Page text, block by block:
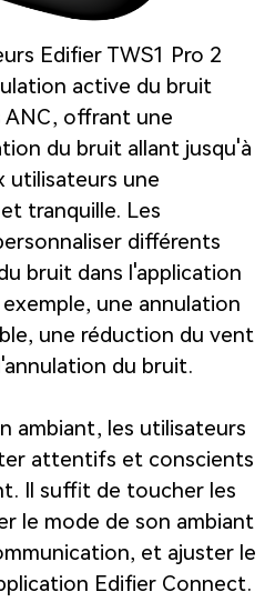
Edifier TWS1 Pro 2
active du bruit
ANC, offrant une
du bruit allant jusqu'à
utilisateurs une
tranquille. Les
différents
bruit dans l'application
une annulation
une réduction du vent
du bruit.
ambiant, les utilisateurs
attentifs et conscients
Il suffit de toucher les
le mode de son ambiant
et ajuster le
Edifier Connect.